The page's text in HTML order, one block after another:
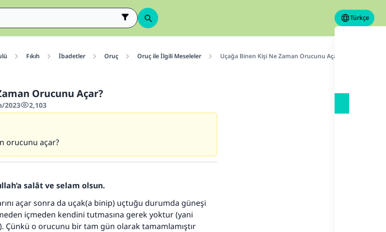
Türkçe
Fıkıh İbadetler Oruç Oruç ile İlgili Meseleler Uçağa Binen Kişi Ne Zaman Orucunu Açar?
Orucunu Açar?
2023 2,103
orucunu açar?
salât ve selam olsun.
açar sonra da uçak(a binip) uçtuğu durumda güneşi
içmeden kendini tutmasına gerek yoktur (yani
Çünkü o orucunu bir tam gün olarak tamamlamıştır